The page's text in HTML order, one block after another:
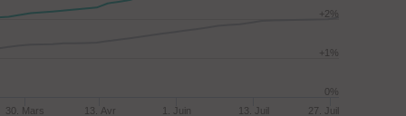
30. Mars 13. Avr 1. Juin 13. Juil 27. Juil
0%
+1%
+2%